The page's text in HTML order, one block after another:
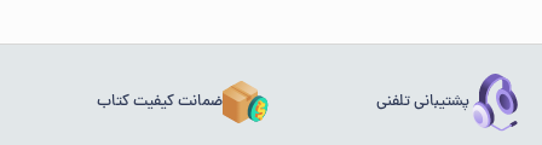
پشتیبانی تلفنی ضمانت کیفیت کتاب